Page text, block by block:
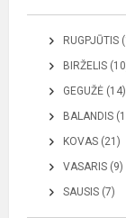
RUGPJŪTIS
BIRŽELIS
GEGUŽĖ (14)
BALANDIS
KOVAS (21)
VASARIS (9)
SAUSIS (7)